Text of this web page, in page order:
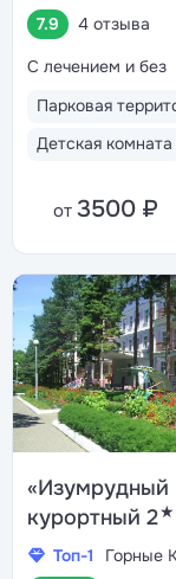
7.9
4 отзыва
Парковая
Детская комната
С лечением и без
от 3500 ₽
«Изумрудный
курортный 2★
Топ-1
Горные